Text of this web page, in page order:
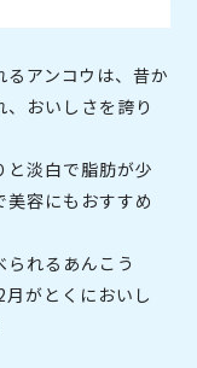
アンコウは、昔か
おいしさを誇り
淡白で脂肪が少
容にもおすすめ
れるあんこう
がとくにおいし